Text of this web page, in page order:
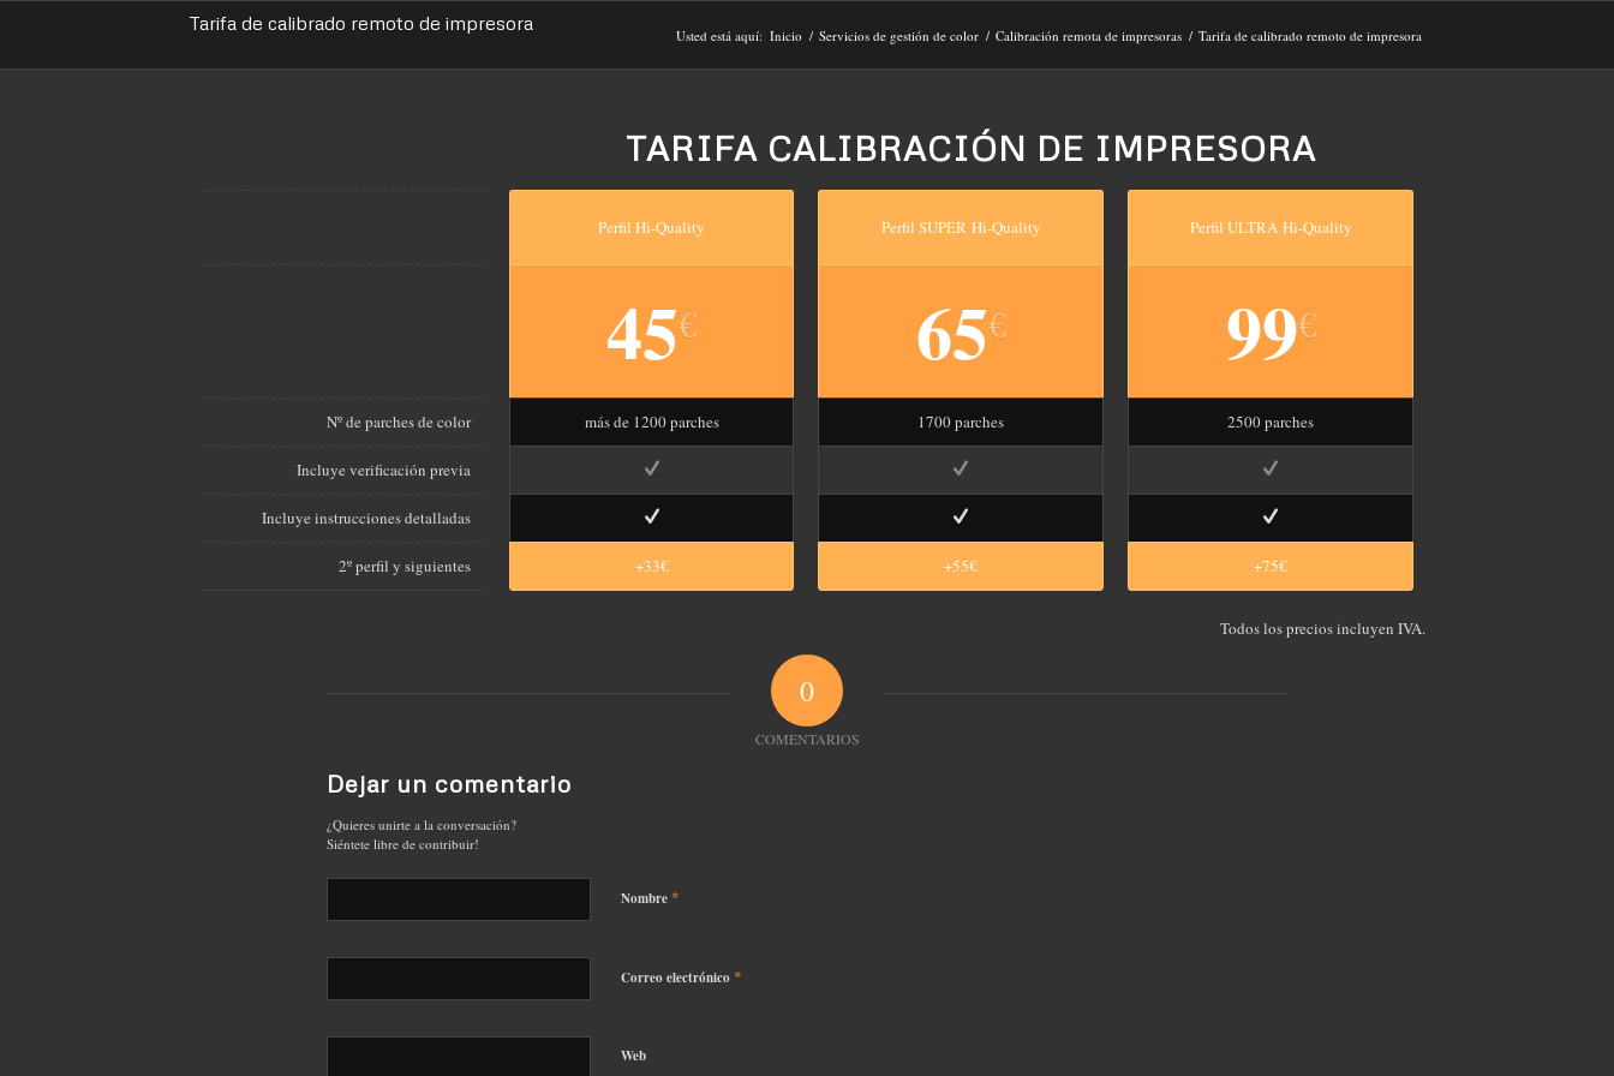
Tarifa de calibrado remoto de impresora
Usted está aquí: Inicio / Servicios de gestión de color / Calibración remota de impresoras / Tarifa de calibrado remoto de impresora
TARIFA CALIBRACIÓN DE IMPRESORA
Nº de parches de color
Incluye verificación previa
Incluye instrucciones detalladas
2º perfil y siguientes
Perfil Hi-Quality
45€
más de 1200 parches
+33€
Perfil SUPER Hi-Quality
65€
1700 parches
+55€
Perfil ULTRA Hi-Quality
99€
2500 parches
+75€
Todos los precios incluyen IVA.
0
COMENTARIOS
Dejar un comentario
¿Quieres unirte a la conversación?
Siéntete libre de contribuir!
Nombre *
Correo electrónico *
Web